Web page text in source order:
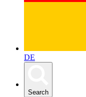
DE
Search